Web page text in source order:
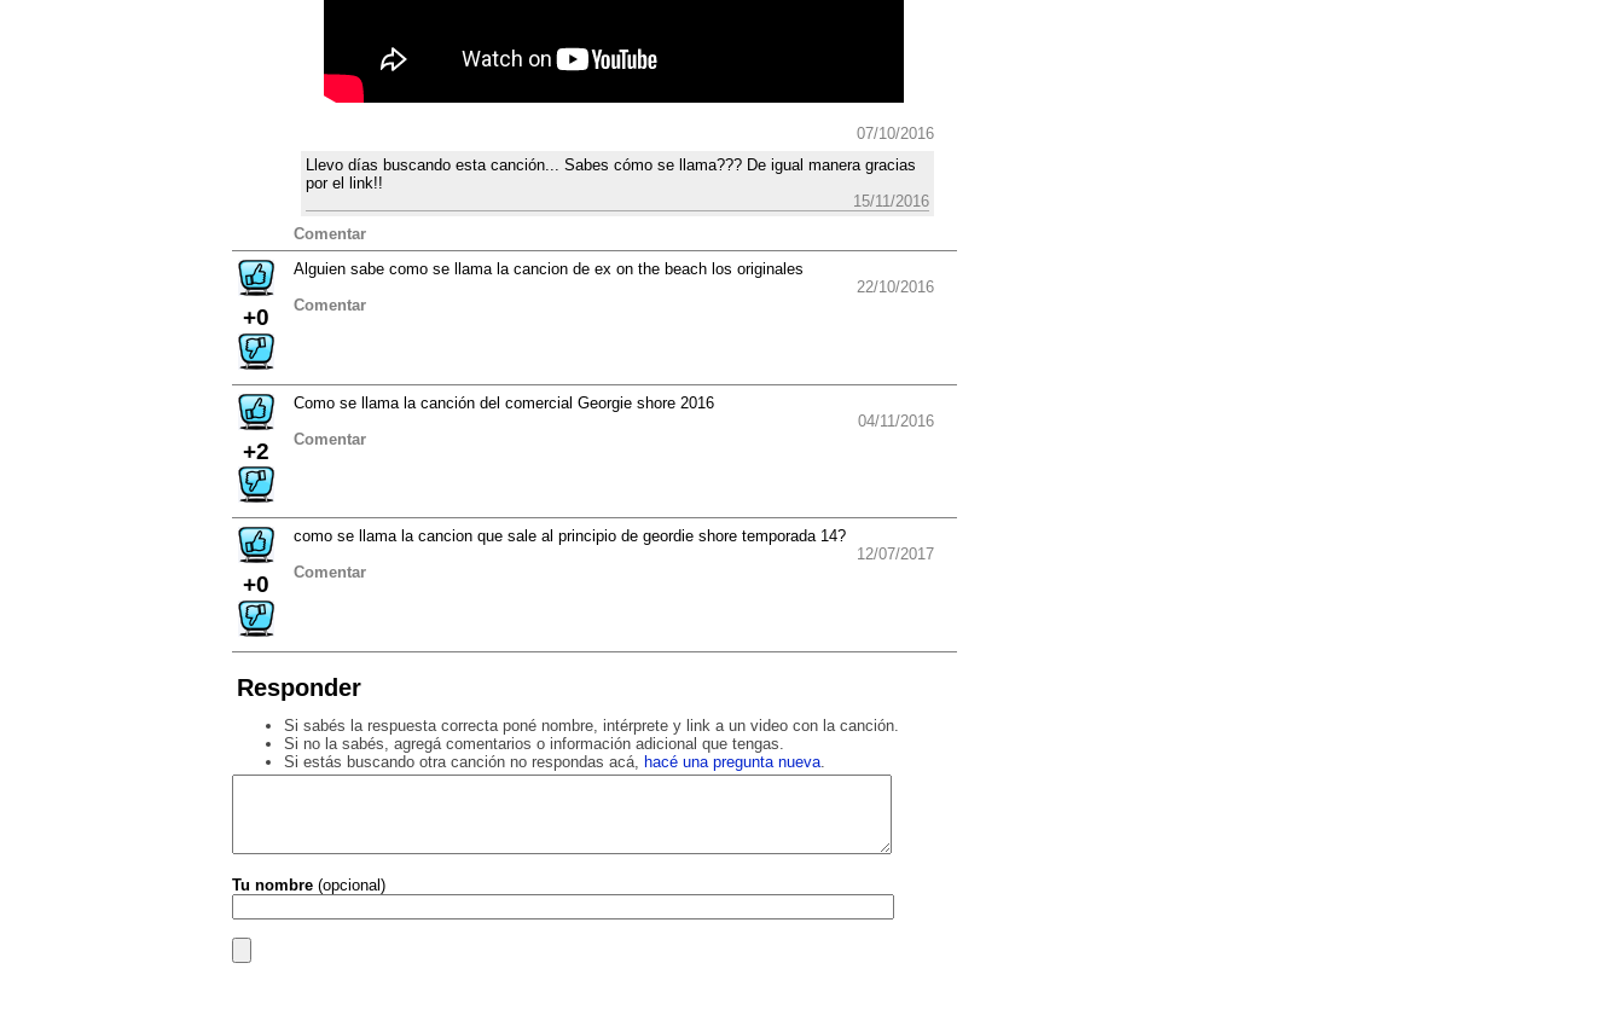
07/10/2016
Llevo días buscando esta canción... Sabes cómo se llama??? De igual manera gracias
por el link!!
15/11/2016
Comentar
+0
Alguien sabe como se llama la cancion de ex on the beach los originales
22/10/2016
Comentar
+2
Como se llama la canción del comercial Georgie shore 2016
04/11/2016
Comentar
+0
como se llama la cancion que sale al principio de geordie shore temporada 14?
12/07/2017
Comentar
Responder
Si sabés la respuesta correcta poné nombre, intérprete y link a un video con la canción.
Si no la sabés, agregá comentarios o información adicional que tengas.
Si estás buscando otra canción no respondas acá, hacé una pregunta nueva.
Tu nombre (opcional)